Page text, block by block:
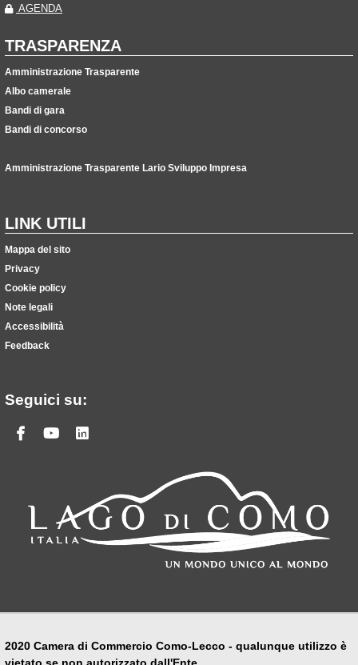
AGENDA
TRASPARENZA
Amministrazione Trasparente
Albo camerale
Bandi di gara
Bandi di concorso
Amministrazione Trasparente Lario Sviluppo Impresa
LINK UTILI
Mappa del sito
Privacy
Cookie policy
Note legali
Accessibilità
Feedback
Seguici su:
Facebook
Youtube
2020 Camera di Commercio Como-Lecco - qualunque utilizzo è